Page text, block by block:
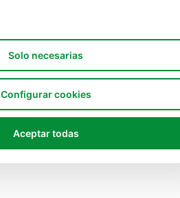
Solo necesarias
Configurar cookies
Aceptar todas